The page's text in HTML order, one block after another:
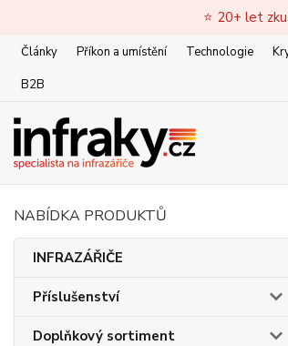
⭐ 20+ let
Články Příkon a umístění Technologie
B2B
NABÍDKA PRODUKTŮ
INFRAZÁŘIČE
Příslušenství
Doplňkový sortiment